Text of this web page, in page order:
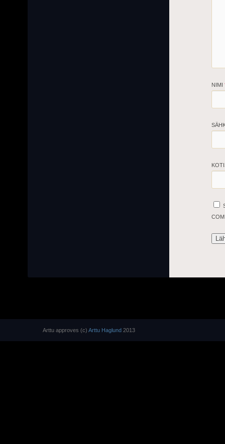
NIMI
Arttu approves (c) Arttu Haglund 2013